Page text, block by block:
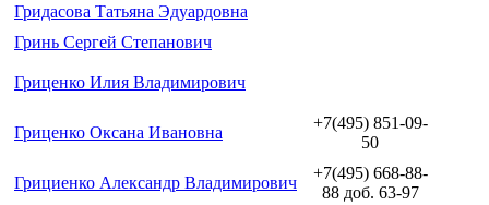
Гридасова Татьяна Эдуардовна
Гринь Сергей Степанович
Гриценко Илия Владимирович
Гриценко Оксана Ивановна
+7(495) 851-09-
50
Грициенко Александр Владимирович
+7(495) 668-88-
88 доб. 63-97